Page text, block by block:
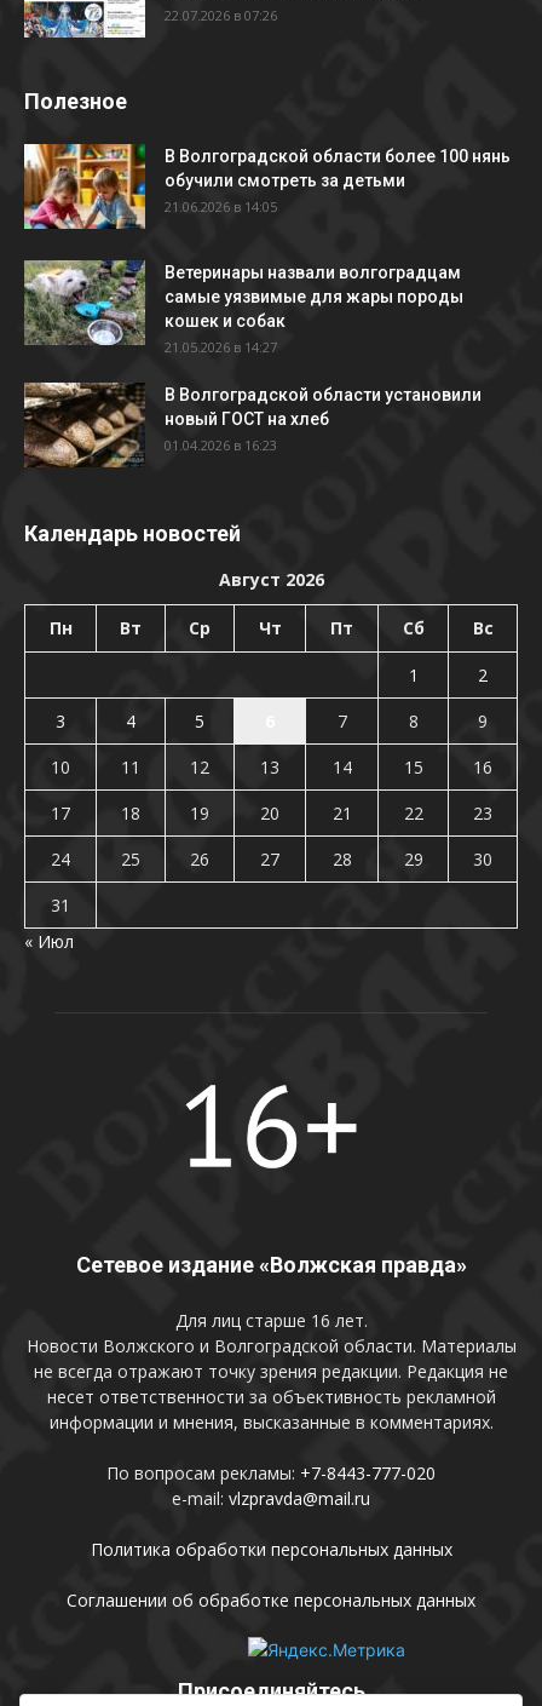
22.07.2026 в 07:26
Полезное
В Волгоградской области более 100 нянь
обучили смотреть за детьми
21.06.2026 в 14:05
Ветеринары назвали волгоградцам
самые уязвимые для жары породы
кошек и собак
21.05.2026 в 14:27
В Волгоградской области установили
новый ГОСТ на хлеб
01.04.2026 в 16:23
Календарь новостей
Август 2026
Пн Вт Ср Чт Пт Сб Вс
1
2
3
4 5 7 8
9
10
11 12 13 14 15
16
17
18 19 20 21 22
23
24
25 26 27 28 29
30
31
« Июл
Сетевое издание «Волжская правда»
Для лиц старше 16 лет.
Новости Волжского и Волгоградской области. Материалы
не всегда отражают точку зрения редакции. Редакция не
несет ответственности за объективность рекламной
информации и мнения, высказанные в комментариях.
По вопросам рекламы: +7-8443-777-020
e-mail: vlzpravda@mail.ru
Политика обработки персональных данных
Соглашении об обработке персональных данных
Присоединяйтесь